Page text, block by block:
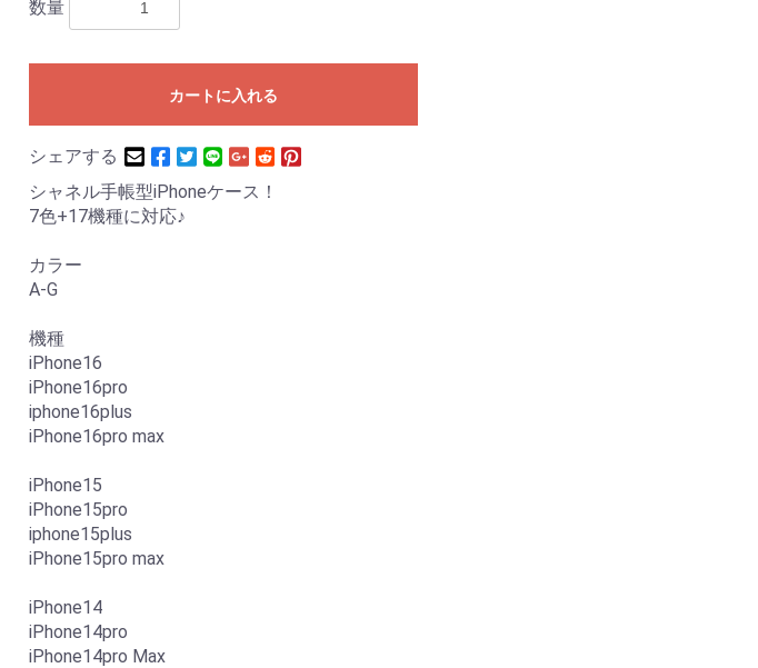
数量
カートに入れる
シェアする
シャネル手帳型iPhoneケース！
7色+17機種に対応♪
カラー
A-G
機種
iPhone16
iPhone16pro
iphone16plus
iPhone16pro max
iPhone15
iPhone15pro
iphone15plus
iPhone15pro max
iPhone14
iPhone14pro
iPhone14pro Max